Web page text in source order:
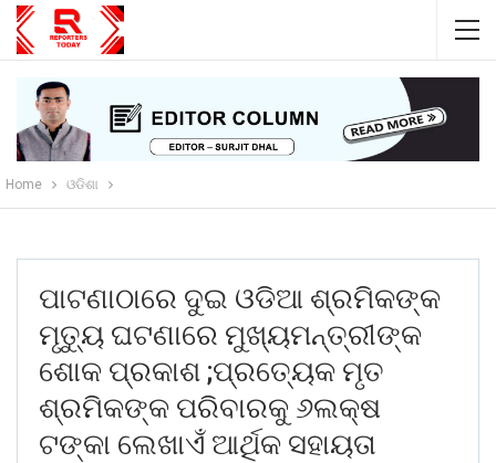
Home ଓଡିଶା
ପାଟଣାଠାରେ ଦୁଇ ଓଡିଆ ଶ୍ରମିକଙ୍କ
ମୃତ୍ୟୁ ଘଟଣାରେ ମୁଖ୍ୟମନ୍ତ୍ରୀଙ୍କ
ଶୋକ ପ୍ରକାଶ ;ପ୍ରତ୍ୟେକ ମୃତ
ଶ୍ରମିକଙ୍କ ପରିବାରକୁ ୬ଲକ୍ଷ
ଟଙ୍କା ଲେଖାଏଁ ଆର୍ଥିକ ସହାୟତା